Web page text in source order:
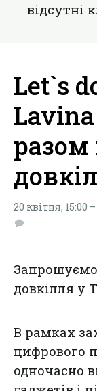
вiдсутнi
Let`s
20 квітня, 15:00
довкілля у
В рамках
цифрового
одночасно